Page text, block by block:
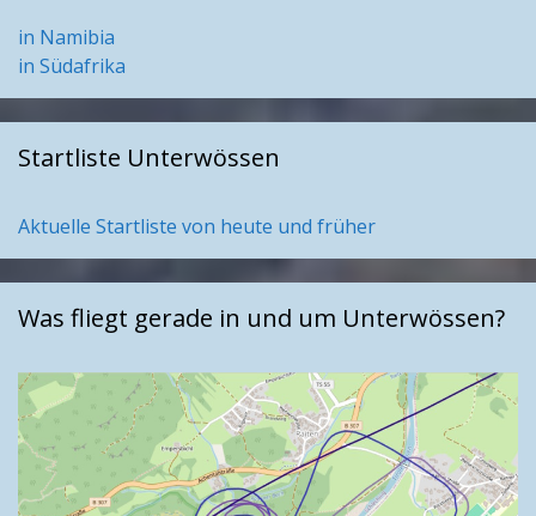
in Namibia
in Südafrika
Startliste Unterwössen
Aktuelle Startliste von heute und früher
Was fliegt gerade in und um Unterwössen?